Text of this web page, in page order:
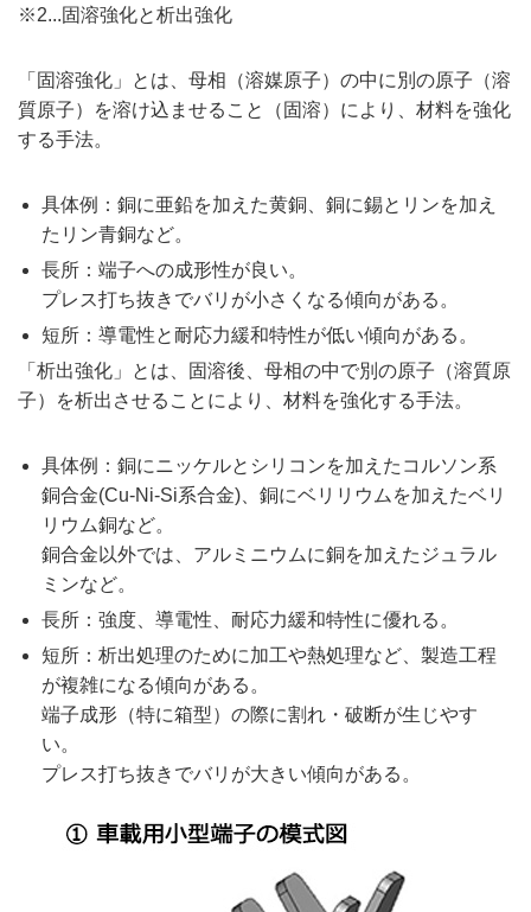
※2...固溶強化と析出強化
「固溶強化」とは、母相（溶媒原子）の中に別の原子（溶
質原子）を溶け込ませること（固溶）により、材料を強化
する手法。
具体例：銅に亜鉛を加えた黄銅、銅に錫とリンを加え
たリン青銅など。
長所：端子への成形性が良い。
プレス打ち抜きでバリが小さくなる傾向がある。
短所：導電性と耐応力緩和特性が低い傾向がある。
「析出強化」とは、固溶後、母相の中で別の原子（溶質原
子）を析出させることにより、材料を強化する手法。
具体例：銅にニッケルとシリコンを加えたコルソン系
銅合金(Cu-Ni-Si系合金)、銅にベリリウムを加えたベリ
リウム銅など。
銅合金以外では、アルミニウムに銅を加えたジュラル
ミンなど。
長所：強度、導電性、耐応力緩和特性に優れる。
短所：析出処理のために加工や熱処理など、製造工程
が複雑になる傾向がある。
端子成形（特に箱型）の際に割れ・破断が生じやす
い。
プレス打ち抜きでバリが大きい傾向がある。